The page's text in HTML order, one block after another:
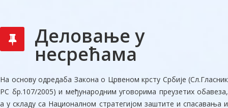
Деловање у
несрећама
На основу одредаба Закона о Црвеном крсту Србије (Сл.Гласник
РС бр.107/2005) и међународним уговорима преузетих обавеза,
а у складу са Националном стратегијом заштите и спасавања и